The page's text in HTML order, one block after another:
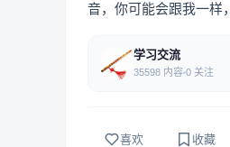
音，你可能会跟我一样
学习交流
35598 内容 0 关注
喜欢 收藏